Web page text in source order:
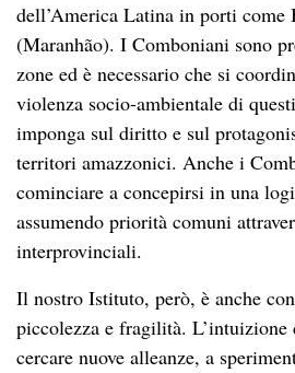
dell’America Latina in porti come
(Maranhão). I Comboniani sono
zone ed è necessario che si
violenza socio-ambientale di
imponga sul diritto e sul
territori amazzonici. Anche i
cominciare a concepirsi in una
assumendo priorità comuni
interprovinciali.
Il nostro Istituto, però, è anche
piccolezza e fragilità.
cercare nuove alleanze, a